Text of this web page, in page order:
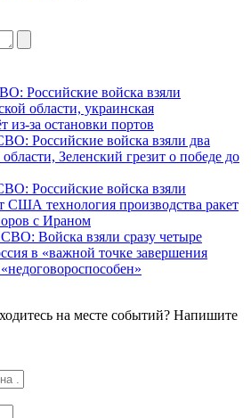
Российские войска взяли
области, украинская
из-за остановки портов
Российские войска взяли два
Зеленский грезит о победе до
Российские войска взяли
США технология производства ракет
с Ираном
Войска взяли сразу четыре
в «важной точке завершения
на месте событий? Напишите